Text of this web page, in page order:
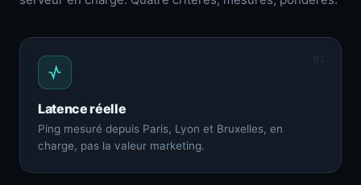
01
Latence réelle
Ping mesuré depuis Paris, Lyon et Bruxelles, en
charge, pas la valeur marketing.